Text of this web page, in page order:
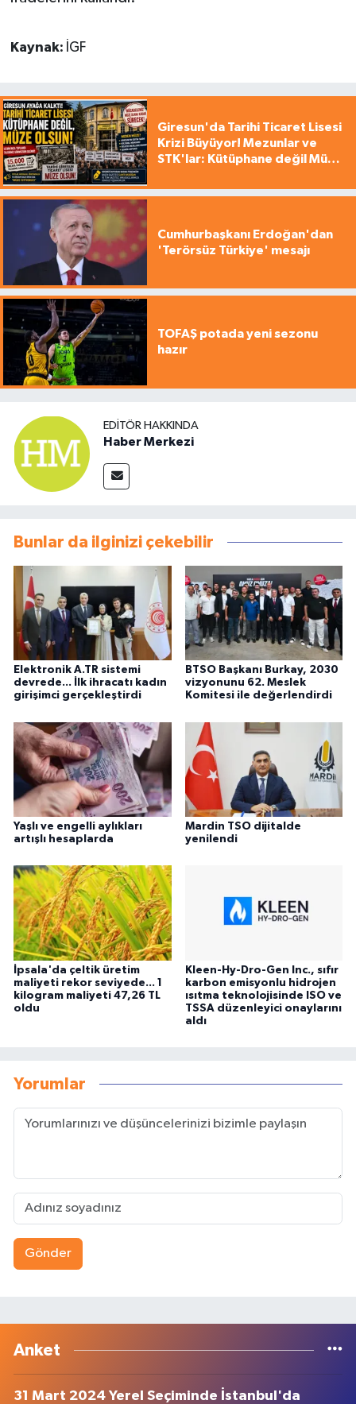
Kaynak: İGF
Giresun'da Tarihi Ticaret Lisesi
Krizi Büyüyor! Mezunlar ve
STK'lar: Kütüphane değil Müze
Cumhurbaşkanı Erdoğan'dan
'Terörsüz Türkiye' mesajı
TOFAŞ potada yeni sezonu
hazır
EDITÖR HAKKINDA
Haber Merkezi
Bunlar da ilginizi çekebilir
Elektronik A.TR sistemi
devrede... İlk ihracatı kadın
girişimci gerçekleştirdi
BTSO Başkanı Burkay, 2030
vizyonunu 62. Meslek
Komitesi ile değerlendirdi
Yaşlı ve engelli aylıkları
artışlı hesaplarda
Mardin TSO dijitalde
yenilendi
İpsala'da çeltik üretim
maliyeti rekor seviyede... 1
kilogram maliyeti 47,26 TL
oldu
Kleen-Hy-Dro-Gen Inc., sıfır
karbon emisyonlu hidrojen
ısıtma teknolojisinde ISO ve
TSSA düzenleyici onaylarını
aldı
Yorumlar
Gönder
Anket
31 Mart 2024 Yerel Seçiminde İstanbul'da